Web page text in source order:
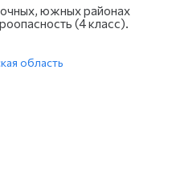
южных районах
(4 класс).
область